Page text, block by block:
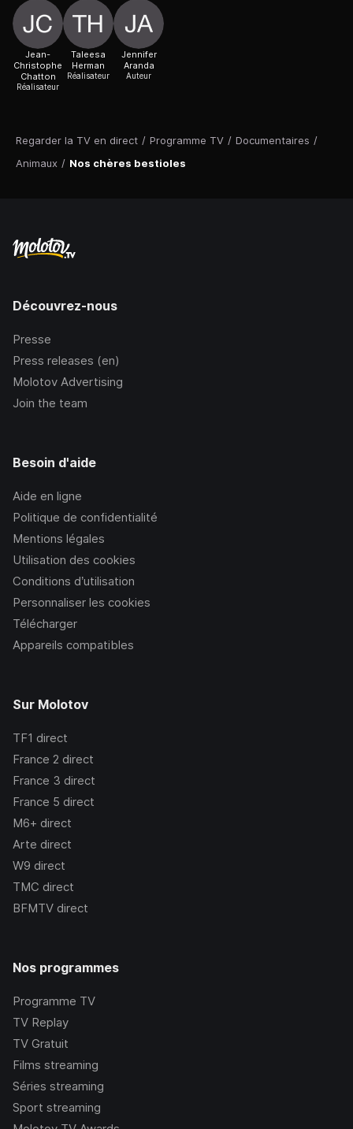
Regarder la TV en direct / Programme TV / Documentaires /
Animaux / Nos chères bestioles
Jean-
Christophe
Chatton
Réalisateur
Taleesa
Herman
Réalisateur
Jennifer
Aranda
Auteur
Découvrez-nous
Presse
Press releases (en)
Molotov Advertising
Join the team
Besoin d'aide
Aide en ligne
Politique de confidentialité
Mentions légales
Utilisation des cookies
Conditions d’utilisation
Personnaliser les cookies
Télécharger
Appareils compatibles
Sur Molotov
TF1 direct
France 2 direct
France 3 direct
France 5 direct
M6+ direct
Arte direct
W9 direct
TMC direct
BFMTV direct
Nos programmes
Programme TV
TV Replay
TV Gratuit
Films streaming
Séries streaming
Sport streaming